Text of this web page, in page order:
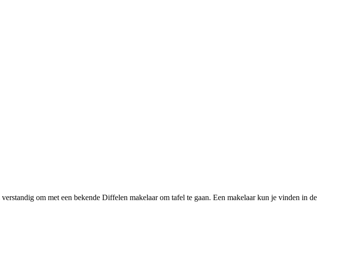
om met een bekende Diffelen makelaar om tafel te gaan. Een makelaar kun je vinden in de